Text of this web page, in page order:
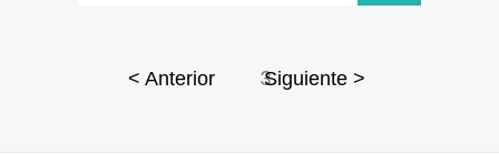
< Anterior 3Siguiente >